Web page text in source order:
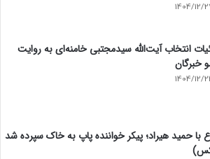
1404/12/
انتخاب آیت‌الله سیدمجتبی خامنه‌ای به روایت
خبرگان
1404/12/
با حمید هیراد؛ پیکر خواننده پاپ به خاک سپرده شد